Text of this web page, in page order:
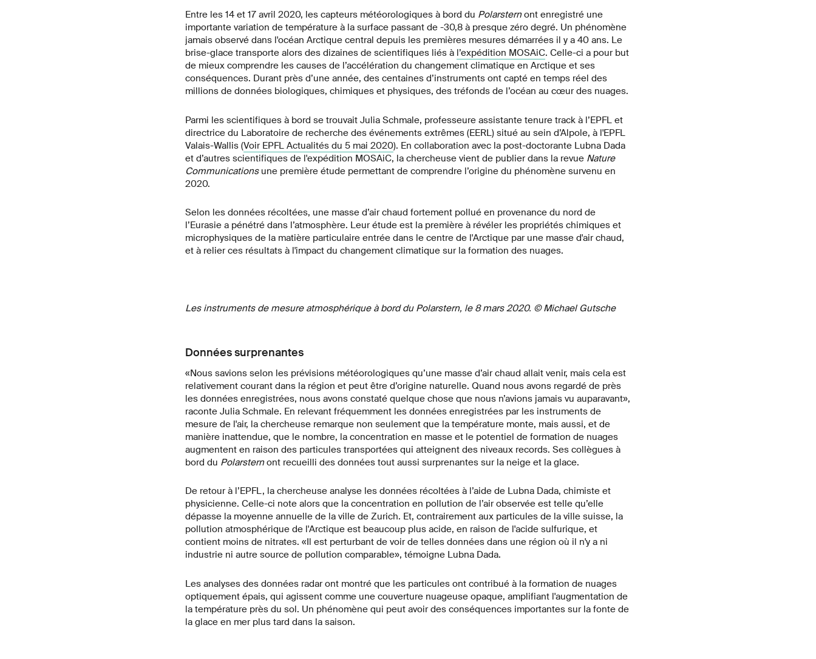
Entre les 14 et 17 avril 2020, les capteurs météorologiques à bord du Polarsternont enregistré une
importante variation de température à la surface passant de -30,8 à presque zéro degré. Un phénomène
jamais observé dans l'océan Arctique central depuis les premières mesures démarrées il y a 40 ans. Le
brise-glace transporte alors des dizaines de scientifiques liés à l’expédition MOSAiC. Celle-ci a pour but
de mieux comprendre les causes de l’accélération du changement climatique en Arctique et ses
conséquences. Durant près d’une année, des centaines d’instruments ont capté en temps réel des
millions de données biologiques, chimiques et physiques, des tréfonds de l’océan au cœur des nuages.
Parmi les scientifiques à bord se trouvait Julia Schmale, professeure assistante tenure track à l’EPFL et
directrice du Laboratoire de recherche des événements extrêmes (EERL) situé au sein d’Alpole, à l'EPFL
Valais-Wallis (Voir EPFL Actualités du 5 mai 2020). En collaboration avec la post-doctorante Lubna Dada
et d’autres scientifiques de l'expédition MOSAiC, la chercheuse vient de publier dans la revue Nature
Communicationsune première étude permettant de comprendre l’origine du phénomène survenu en
2020.
Selon les données récoltées, une masse d’air chaud fortement pollué en provenance du nord de
l’Eurasie a pénétré dans l’atmosphère. Leur étude est la première à révéler les propriétés chimiques et
microphysiques de la matière particulaire entrée dans le centre de l'Arctique par une masse d'air chaud,
et à relier ces résultats à l'impact du changement climatique sur la formation des nuages.
Les instruments de mesure atmosphérique à bord du Polarstern, le 8 mars 2020. © Michael Gutsche
Données surprenantes
«Nous savions selon les prévisions météorologiques qu’une masse d’air chaud allait venir, mais cela est
relativement courant dans la région et peut être d’origine naturelle. Quand nous avons regardé de près
les données enregistrées, nous avons constaté quelque chose que nous n’avions jamais vu auparavant»,
raconte Julia Schmale. En relevant fréquemment les données enregistrées par les instruments de
mesure de l'air, la chercheuse remarque non seulement que la température monte, mais aussi, et de
manière inattendue, que le nombre, la concentration en masse et le potentiel de formation de nuages
augmentent en raison des particules transportées qui atteignent des niveaux records. Ses collègues à
bord du Polarsternont recueilli des données tout aussi surprenantes sur la neige et la glace.
De retour à l’EPFL, la chercheuse analyse les données récoltées à l’aide de Lubna Dada, chimiste et
physicienne. Celle-ci note alors que la concentration en pollution de l’air observée est telle qu’elle
dépasse la moyenne annuelle de la ville de Zurich. Et, contrairement aux particules de la ville suisse, la
pollution atmosphérique de l'Arctique est beaucoup plus acide, en raison de l'acide sulfurique, et
contient moins de nitrates. «Il est perturbant de voir de telles données dans une région où il n'y a ni
industrie ni autre source de pollution comparable», témoigne Lubna Dada.
Les analyses des données radar ont montré que les particules ont contribué à la formation de nuages
optiquement épais, qui agissent comme une couverture nuageuse opaque, amplifiant l'augmentation de
la température près du sol. Un phénomène qui peut avoir des conséquences importantes sur la fonte de
la glace en mer plus tard dans la saison.